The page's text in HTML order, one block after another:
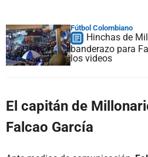
Fútbol Colombiano
Hinchas de
banderazo para
los videos
El capitán de
Falcao García